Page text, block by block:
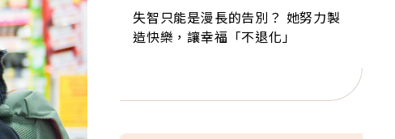
失智只能是漫長的告別？ 她努力製
造快樂，讓幸福「不退化」
來自剛果的巧克力神父 為台灣奉獻
36年 「台灣是我的家，我連作夢都
63歲卸矽谷副總、搬回台灣找快
樂！「蛋黃哥小丑」走進安養院，
104歲打破金氏世界紀錄 成為全球
最年長羽球選手，分享長壽的秘密
事業巔峰他選擇追夢…黑手阿伯拉
小提琴還登上小巨蛋！連CNN都大